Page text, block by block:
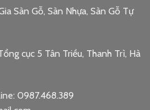
Sàn Gỗ, Sàn Nhựa, Sàn Gỗ Tự
cục 5 Tân Triều, Thanh Trì, Hà
0987.468.389